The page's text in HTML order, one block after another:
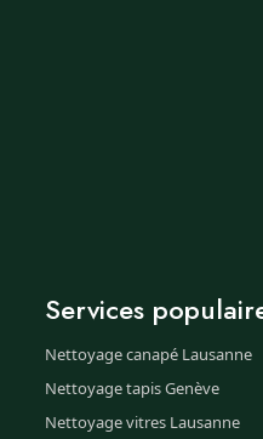
Services
Nettoyage canapé Lausanne
Nettoyage tapis Genève
Nettoyage vitres Lausanne